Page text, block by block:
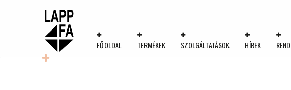
FŐOLDAL TERMÉKEK SZOLGÁLTATÁSOK HÍREK